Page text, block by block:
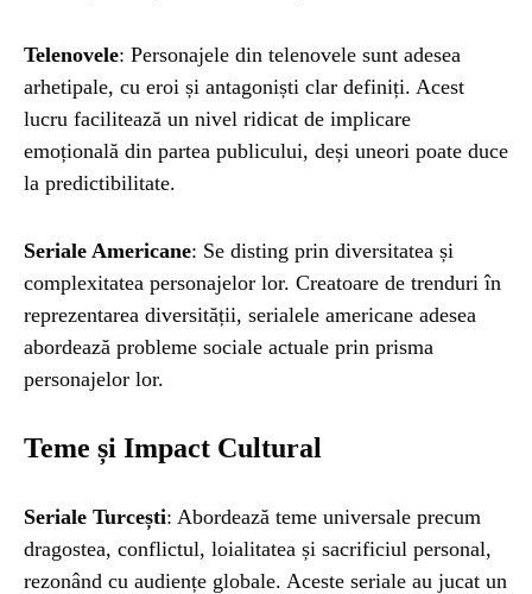
Telenovele: Personajele din telenovele sunt adesea
arhetipale, cu eroi și antagoniști clar definiți. Acest
lucru facilitează un nivel ridicat de implicare
emoțională din partea publicului, deși uneori poate duce
la predictibilitate.
Seriale Americane: Se disting prin diversitatea și
complexitatea personajelor lor. Creatoare de trenduri în
reprezentarea diversității, serialele americane adesea
abordează probleme sociale actuale prin prisma
personajelor lor.
Teme și Impact Cultural
Seriale Turcești: Abordează teme universale precum
dragostea, conflictul, loialitatea și sacrificiul personal,
rezonând cu audiențe globale. Aceste seriale au jucat un